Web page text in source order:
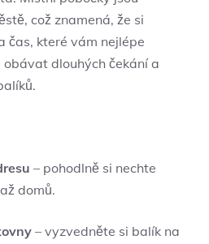
což‍ znamená, že⁤ si
čas, které vám ⁤nejlépe
dlouhých čekání a
– pohodlně si nechte
domů.
– vyzvedněte si balík ⁢na